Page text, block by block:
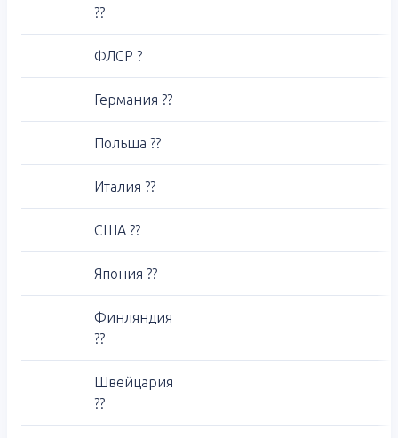
??
ФЛСР ?
Германия ??
Польша ??
Италия ??
США ??
Япония ??
Финляндия
??
Швейцария
??